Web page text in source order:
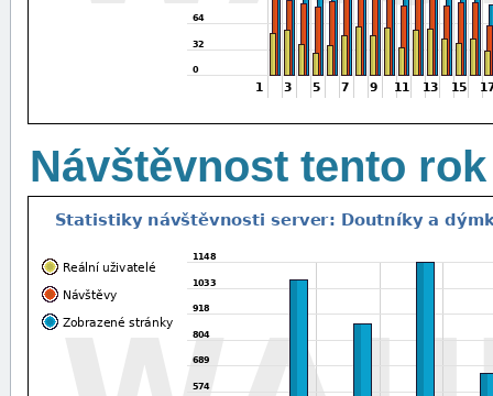
Návštěvnost tento